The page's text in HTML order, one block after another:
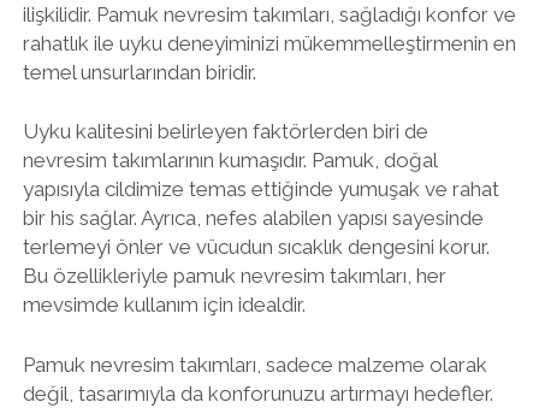
ilişkilidir. Pamuk nevresim takımları, sağladığı konfor ve
rahatlık ile uyku deneyiminizi mükemmelleştirmenin en
temel unsurlarından biridir.
Uyku kalitesini belirleyen faktörlerden biri de
nevresim takımlarının kumaşıdır. Pamuk, doğal
yapısıyla cildimize temas ettiğinde yumuşak ve rahat
bir his sağlar. Ayrıca, nefes alabilen yapısı sayesinde
terlemeyi önler ve vücudun sıcaklık dengesini korur.
Bu özellikleriyle pamuk nevresim takımları, her
mevsimde kullanım için idealdir.
Pamuk nevresim takımları, sadece malzeme olarak
değil, tasarımıyla da konforunuzu artırmayı hedefler.